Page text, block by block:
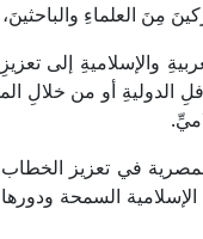
مِنَ العلماءِ
والإسلاميةِ إلى
الدوليةِ أو من خلالِ
المصرية في تعزيز
السمحة